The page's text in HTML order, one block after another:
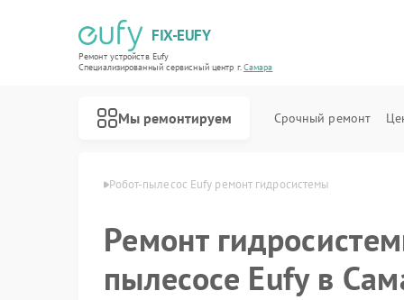
FIX-EUFY
Ремонт устройств Eufy
Специализированный cервисный центр г.Самара
Мы ремонтируем Срочный ремонт
Робот-пылесос Eufy ремонт гидросистемы
Ремонт
пылесосе Eufy в